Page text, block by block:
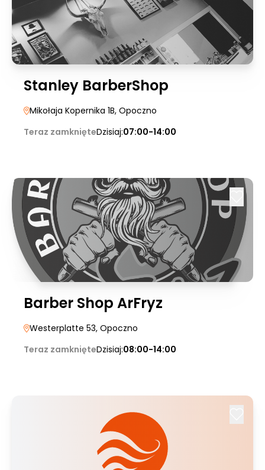
Stanley BarberShop
Mikołaja Kopernika 1B, Opoczno
Teraz zamknięteDzisiaj:07:00-14:00
Barber Shop ArFryz
Westerplatte 53, Opoczno
Teraz zamknięteDzisiaj:08:00-14:00